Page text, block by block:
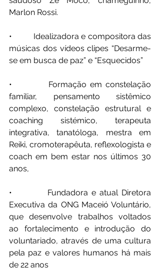
Marlon Rossi.
•          Idealizadora e compositora das
músicas dos vídeos clipes “Desarme-
se em busca de paz” e “Esquecidos”
•          Formação em constelação
familiar, pensamento sistêmico
complexo, constelação estrutural e
coaching sistémico, terapeuta
integrativa, tanatóloga, mestra em
Reiki, cromoterapêuta, reflexologista e
coach em bem estar nos últimos 30
anos,
•          Fundadora e atual Diretora
Executiva da ONG Maceió Voluntário,
que desenvolve trabalhos voltados
ao fortalecimento e introdução do
voluntariado, através de uma cultura
pela paz e valores humanos há mais
de 22 anos